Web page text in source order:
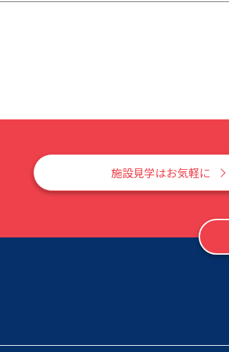
施設見学はお気軽に